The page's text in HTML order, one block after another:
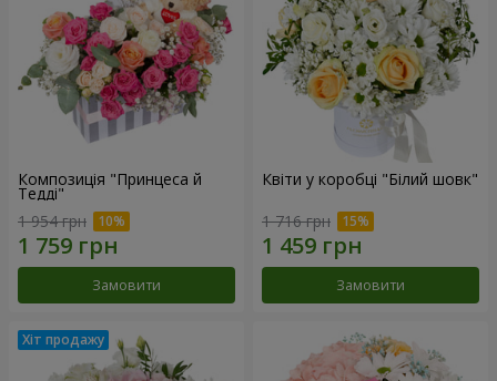
Композиція "Принцеса й
Тедді"
1 954 грн
Замовити
Квіти у коробці "Білий шовк"
1 716 грн
Замовити